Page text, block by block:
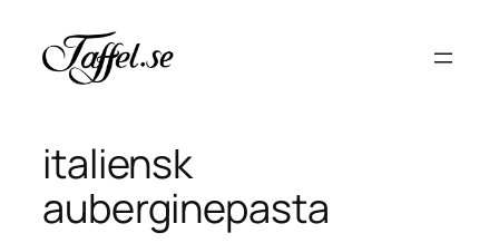
innehåll
italiensk
auberginepasta